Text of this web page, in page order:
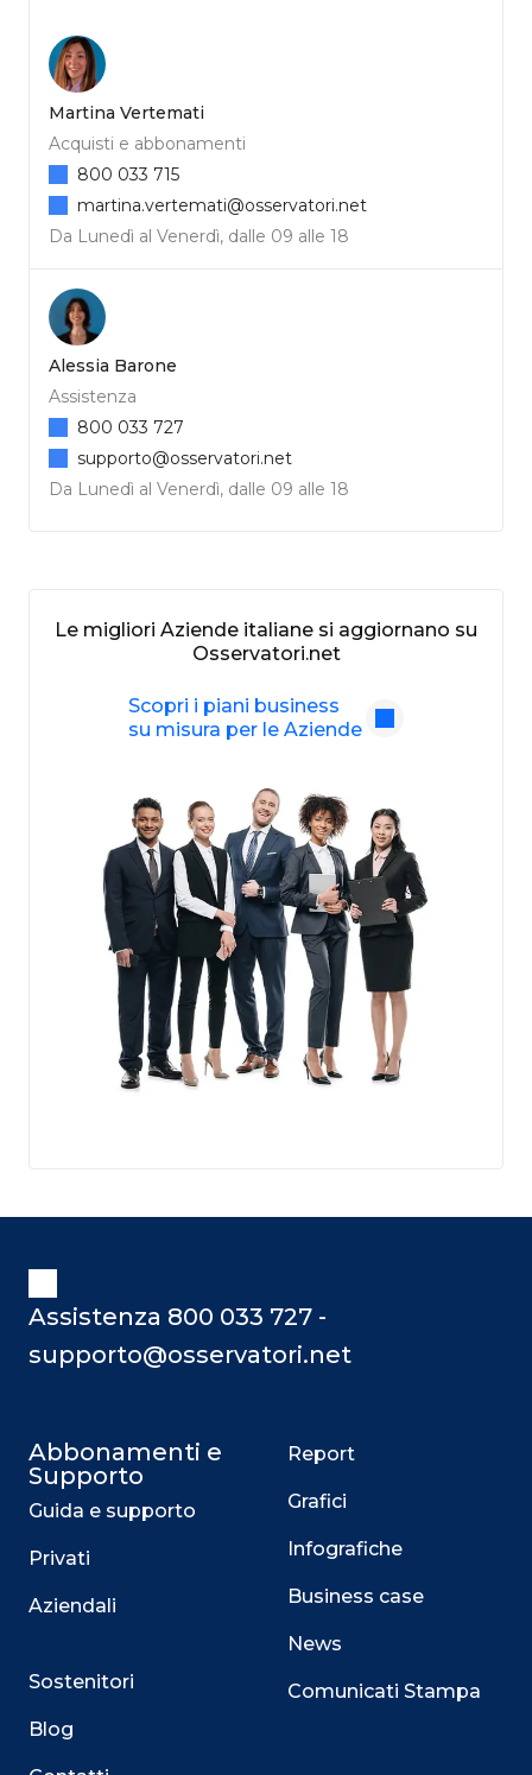
Martina Vertemati
Acquisti e abbonamenti
Da Lunedì al Venerdì, dalle 09 alle 18
800 033 715
martina.vertemati@osservatori.net
Alessia Barone
Assistenza
Da Lunedì al Venerdì, dalle 09 alle 18
800 033 727
supporto@osservatori.net
Le migliori Aziende italiane si aggiornano su
Osservatori.net
Scopri i piani business
su misura per le Aziende
Assistenza 800 033 727 -
supporto@osservatori.net
Abbonamenti e
Supporto
Guida e supporto
Privati
Aziendali
Sostenitori
Blog
Report
Grafici
Infografiche
Business case
News
Comunicati Stampa